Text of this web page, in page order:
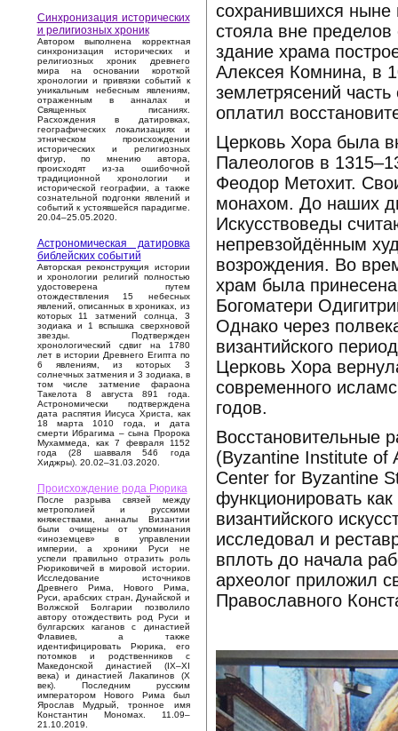
Синхронизация исторических
и религиозных хроник
Автором выполнена корректная
синхронизация исторических и
религиозных хроник древнего
мира на основании короткой
хронологии и привязки событий к
уникальным небесным явлениям,
отраженным в анналах и
Священных писаниях.
Расхождения в датировках,
географических локализациях и
этническом происхождении
исторических и религиозных
фигур, по мнению автора,
происходят из-за ошибочной
традиционной хронологии и
исторической географии, а также
сознательной подгонки явлений и
событий к устоявшейся парадигме.
20.04–25.05.2020.
Астрономическая датировка
библейских событий
Авторская реконструкция истории
и хронологии религий полностью
удостоверена путем
отождествления 15 небесных
явлений, описанных в хрониках, из
которых 11 затмений солнца, 3
зодиака и 1 вспышка сверхновой
звезды. Подтвержден
хронологический сдвиг на 1780
лет в истории Древнего Египта по
6 явлениям, из которых 3
солнечных затмения и 3 зодиака, в
том числе затмение фараона
Такелота 8 августа 891 года.
Астрономически подтверждена
дата распятия Иисуса Христа, как
18 марта 1010 года, и дата
смерти Ибрагима – сына Пророка
Мухаммеда, как 7 февраля 1152
года (28 шавваля 546 года
Хиджры). 20.02–31.03.2020.
Происхождение рода Рюрика
После разрыва связей между
метрополией и русскими
княжествами, анналы Византии
были очищены от упоминания
«иноземцев» в управлении
империи, а хроники Руси не
успели правильно отразить роль
Рюриковичей в мировой истории.
Исследование источников
Древнего Рима, Нового Рима,
Руси, арабских стран, Дунайской и
Волжской Болгарии позволило
автору отождествить род Руси и
булгарских каганов с династией
Флавиев, а также
идентифицировать Рюрика, его
потомков и родственников с
Македонской династией (IX–XI
века) и династией Лакапинов (X
век). Последним русским
императором Нового Рима был
Ярослав Мудрый, тронное имя
Константин Мономах. 11.09–
21.10.2019.
сохранившихся ныне
стояла вне
здание храма
Алексея Комнина, в
землетрясений
оплатил
Церковь Хора была
Палеологов в
Феодор Метохит.
монахом. До наших
Искусствоведы
непревзойдённым
возрождения. Во
храм была
Богоматери
Однако через
византийского
Церковь Хора
современного
годов.
Восстановительные
(Byzantine Institute of
Center for Byzantine
функционировать
византийского
исследовал и
вплоть до начала
археолог приложил
Православного